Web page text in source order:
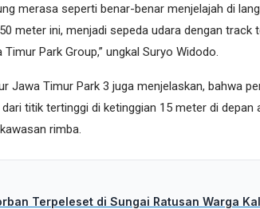
merasa seperti benar-benar menjelajah di
meter ini, menjadi sepeda udara dengan track
Park Group,” ungkal Suryo Widodo.
Jawa Timur Park 3 juga menjelaskan, bahwa
titik tertinggi di ketinggian 15 meter di depan
rimba.
Terpeleset di Sungai Ratusan Warga